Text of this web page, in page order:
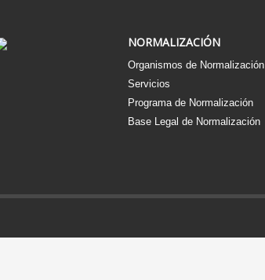
NORMALIZACIÓN
Organismos de Normalización
Servicios
Programa de Normalización
Base Legal de Normalización